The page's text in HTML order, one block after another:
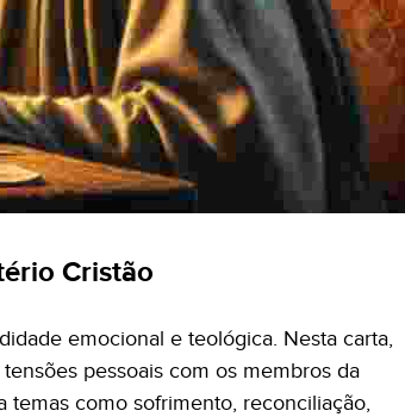
Cristão
emocional e teológica. Nesta carta,
pessoais com os membros da
temas como sofrimento, reconciliação,